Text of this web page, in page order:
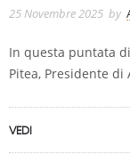
25 Novembre 2025 by
In questa puntata
Pitea, Presidente di
VEDI